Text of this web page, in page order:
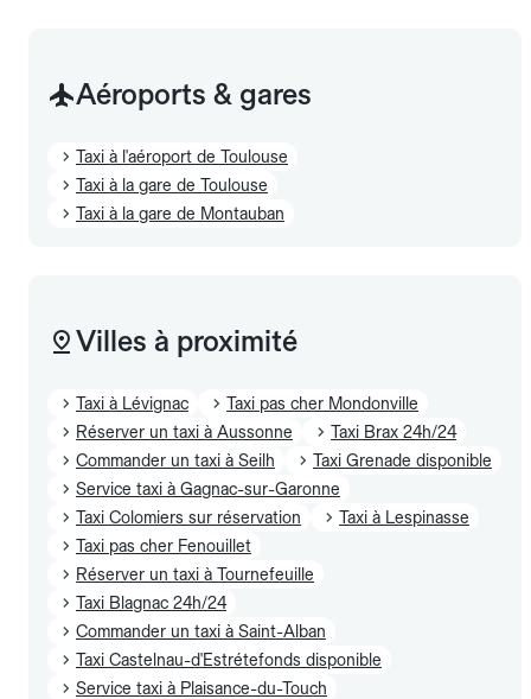
Aéroports & gares
Taxi à l'aéroport de Toulouse
Taxi à la gare de Toulouse
Taxi à la gare de Montauban
Villes à proximité
Taxi à Lévignac
Taxi pas cher Mondonville
Réserver un taxi à Aussonne
Taxi Brax 24h/24
Commander un taxi à Seilh
Taxi Grenade disponible
Service taxi à Gagnac-sur-Garonne
Taxi Colomiers sur réservation
Taxi à Lespinasse
Taxi pas cher Fenouillet
Réserver un taxi à Tournefeuille
Taxi Blagnac 24h/24
Commander un taxi à Saint-Alban
Taxi Castelnau-d'Estrétefonds disponible
Service taxi à Plaisance-du-Touch